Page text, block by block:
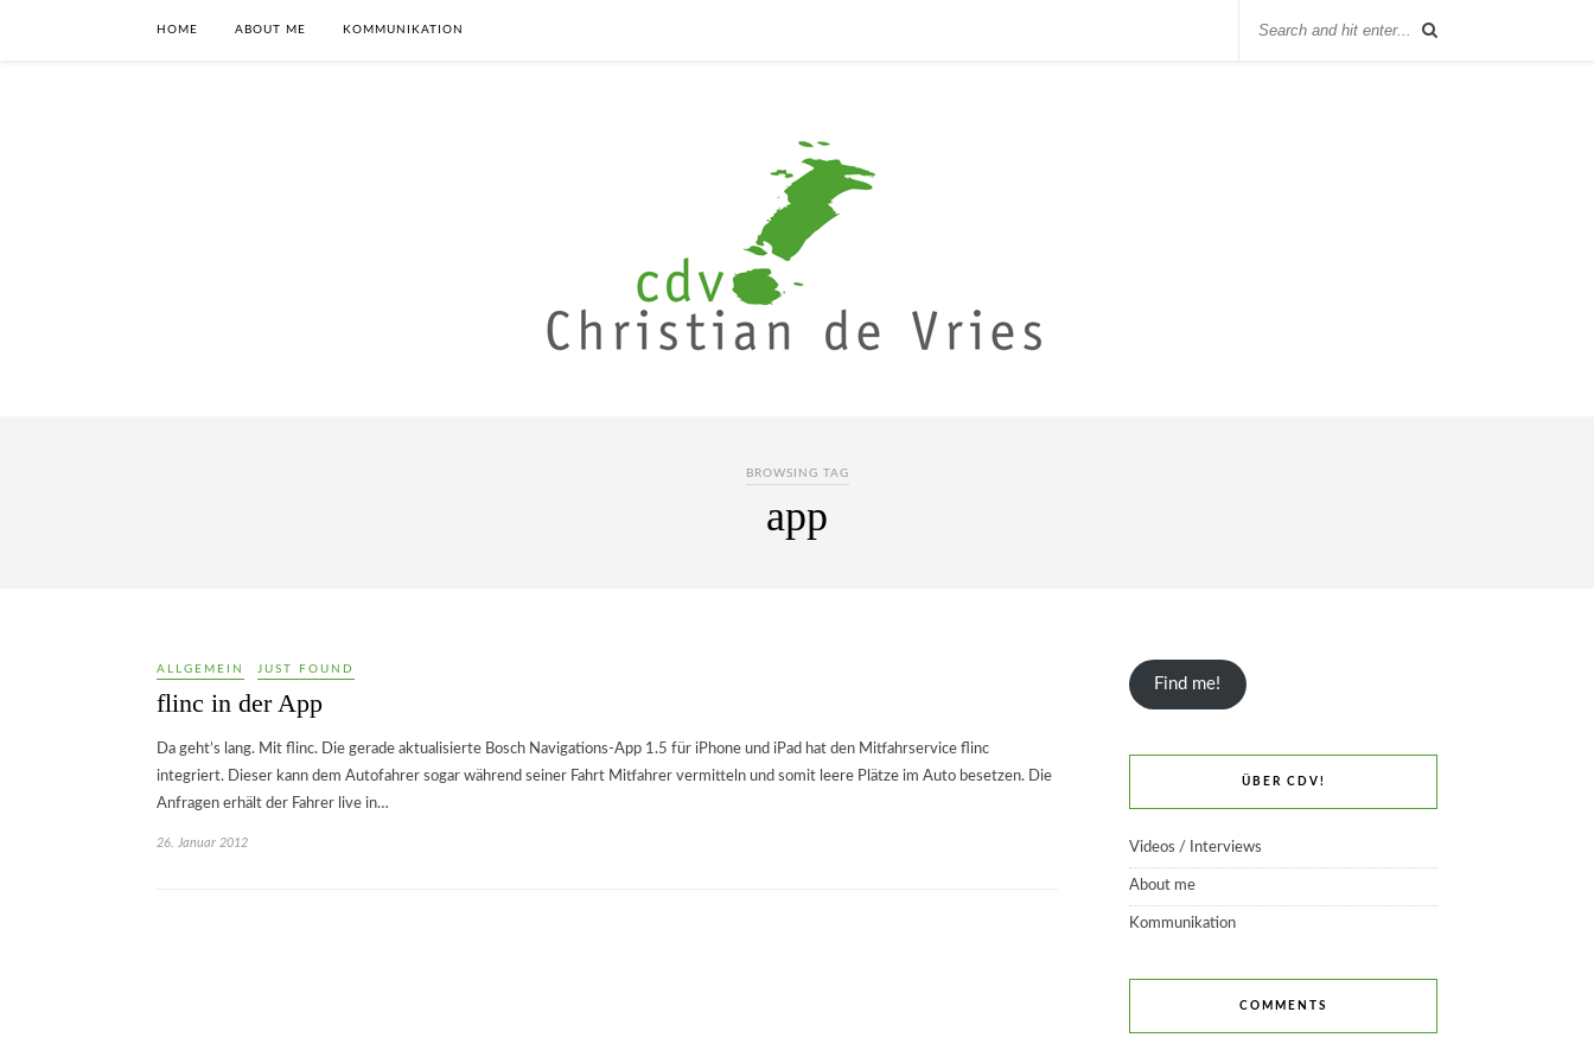
HOME ABOUT ME KOMMUNIKATION
BROWSING TAG
app
ALLGEMEIN JUST FOUND
flinc in der App
Da geht’s lang. Mit flinc. Die gerade aktualisierte Bosch Navigations-App 1.5 für iPhone und iPad hat den Mitfahrservice flinc
integriert. Dieser kann dem Autofahrer sogar während seiner Fahrt Mitfahrer vermitteln und somit leere Plätze im Auto besetzen. Die
Anfragen erhält der Fahrer live in…
26. Januar 2012
Find me!
ÜBER CDV!
Videos / Interviews
About me
Kommunikation
COMMENTS